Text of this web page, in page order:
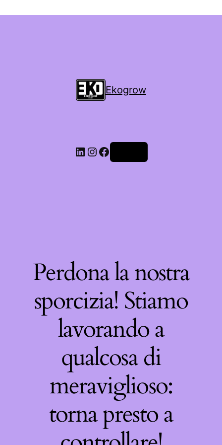
Ekogrow
Perdona la nostra
sporcizia! Stiamo
lavorando a
qualcosa di
meraviglioso:
torna presto a